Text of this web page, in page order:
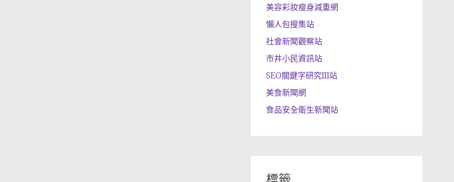
美容彩妝瘦身減重網
懶人包搜集站
社會新聞觀察站
市井小民資訊站
SEO關鍵字研究III站
美食新聞網
食品安全衛生新聞站